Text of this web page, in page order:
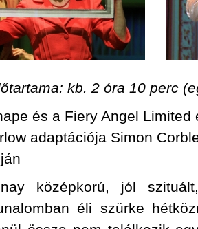
kb. 2 óra 10 perc
és a Fiery Angel
adaptációja Simon
középkorú, jól
éli szürke